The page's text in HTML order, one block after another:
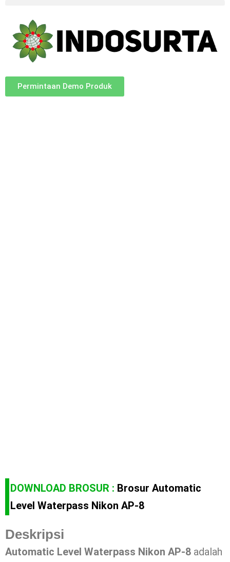
Permintaan Demo Produk
DOWNLOAD BROSUR : Brosur Automatic
Level Waterpass Nikon AP-8
Deskripsi
Automatic Level Waterpass Nikon AP-8 adalah